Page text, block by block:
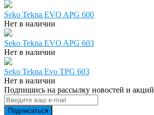
Seko Tekna EVO APG 600
Нет в наличии
Seko Tekna EVO APG 603
Нет в наличии
Seko Tekna Evo TPG 603
Нет в наличии
Подпишись на рассылку новостей и акций